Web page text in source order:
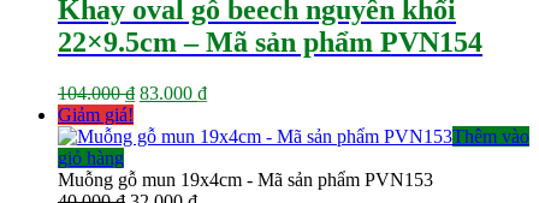
Khay oval gỗ beech nguyên khối
22×9.5cm – Mã sản phẩm PVN154
104.000₫ Giá
là:
83.000 ₫Giá
tại
83.000 ₫.
Giảm giá!
Thêm vào
giỏ hàng
Muỗng gỗ mun 19x4cm - Mã sản phẩm PVN153